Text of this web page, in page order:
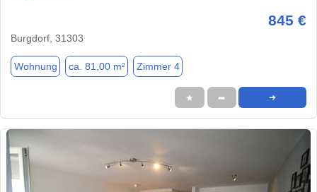
845 €
Burgdorf, 31303
Wohnung ca. 81,00 m² Zimmer 4
★ ➦ ➜